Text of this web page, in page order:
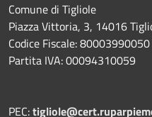
Comune di Tigliole
Piazza Vittoria, 3, 14016
Codice Fiscale: 80003990050
Partita IVA: 00094310059
PEC: